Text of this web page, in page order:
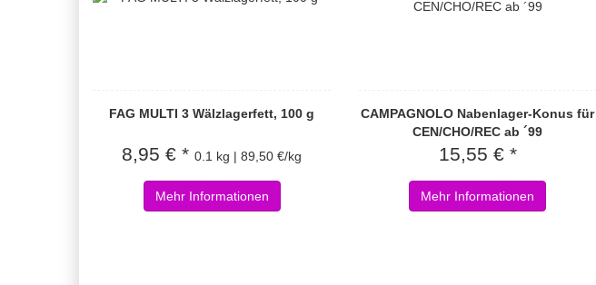
FAG MULTI 3 Wälzlagerfett, 100 g
8,95 € *0.1 kg | 89,50 €/kg
Mehr Informationen
CAMPAGNOLO Nabenlager-Konus für
CEN/CHO/REC ab ´99
15,55 € *
Mehr Informationen